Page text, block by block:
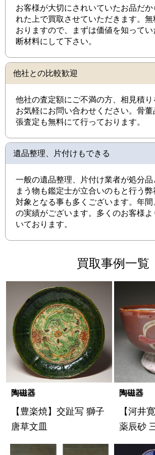
お客様が大切にされいていたお品だか
れた上で買取させていただきます。無
おりますので、まずは価値を知ってい
断材料にして下さい。
他社との比較歓迎
他社の査定額にご不満の方、相見積り
お気軽にお問い合わせください。骨
張査定も無料にて行っております。
遺品整理、片付けもできる
一般の遺品整理、片付け業者が処分品
まう物も鑑定士が立合いのもと行う弊
対象となる事も多くございます。年間
の実績がございます。多くのお客様
いております。
買取事例一覧
陶磁器
【豊楽焼】交趾写 獅子
唐草文皿
陶磁器
【河井
薬辰砂